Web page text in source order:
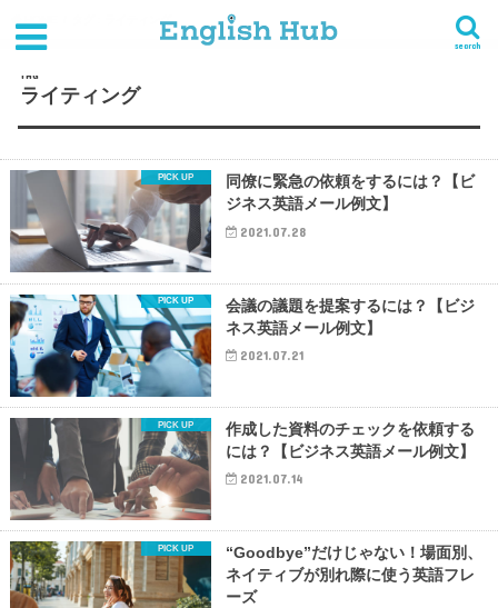
search
タグ : ライティング
TAG
ライティング
同僚に緊急の依頼をするには？【ビ
ジネス英語メール例文】
2021.07.28
会議の議題を提案するには？【ビジ
ネス英語メール例文】
2021.07.21
作成した資料のチェックを依頼する
には？【ビジネス英語メール例文】
2021.07.14
“Goodbye”だけじゃない！場面別、
ネイティブが別れ際に使う英語フレ
ーズ